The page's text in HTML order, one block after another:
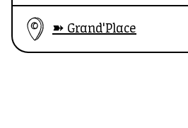
moins de 10 €. Oui, vraiment.
➽ Grand'Place